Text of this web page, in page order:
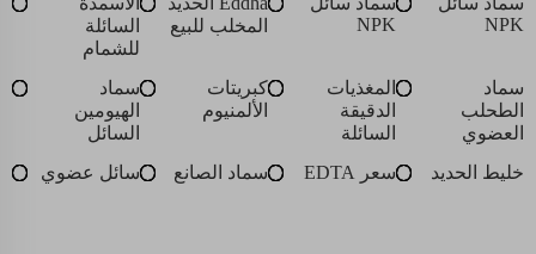
NPK
NPK
المخلب للبيع
السائلة
للشمام
سماد
الطحلب
العضوي
المغذيات
الدقيقة
السائلة
كبريتات
الألمنيوم
سماد
الهيومين
السائل
خليط الحديد
سعر EDTA سماد الصانع سائل عضوي